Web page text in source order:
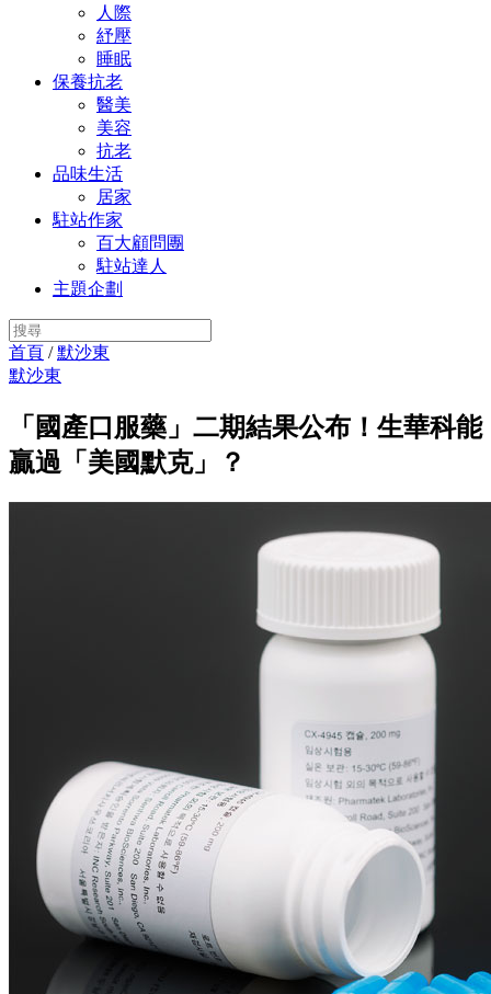
人際
紓壓
睡眠
保養抗老
醫美
美容
抗老
品味生活
居家
駐站作家
百大顧問團
駐站達人
主題企劃
首頁 /默沙東
默沙東
「國產口服藥」二期結果公布！生華科能
贏過「美國默克」？